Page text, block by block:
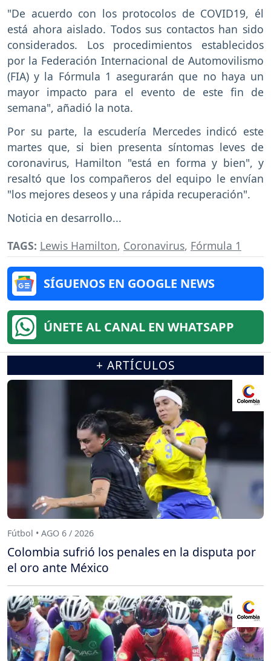
"De acuerdo con los protocolos de COVID19, él
está ahora aislado. Todos sus contactos han sido
considerados. Los procedimientos establecidos
por la Federación Internacional de Automovilismo
(FIA) y la Fórmula 1 asegurarán que no haya un
mayor impacto para el evento de este fin de
semana", añadió la nota.
Por su parte, la escudería Mercedes indicó este
martes que, si bien presenta síntomas leves de
coronavirus, Hamilton "está en forma y bien", y
resaltó que los compañeros del equipo le envían
"los mejores deseos y una rápida recuperación".
Noticia en desarrollo...
TAGS: Lewis Hamilton, Coronavirus, Fórmula 1
SÍGUENOS EN GOOGLE NEWS
ÚNETE AL CANAL EN WHATSAPP
+ ARTÍCULOS
Fútbol • AGO 6 / 2026
Colombia sufrió los penales en la disputa por
el oro ante México